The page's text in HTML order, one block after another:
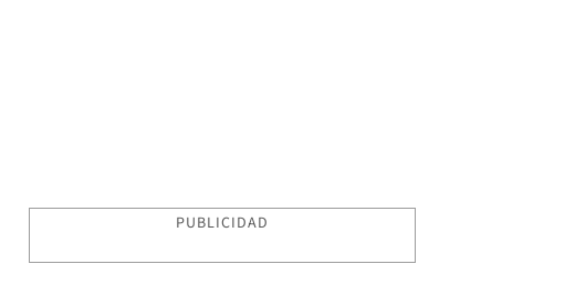
PUBLICIDAD